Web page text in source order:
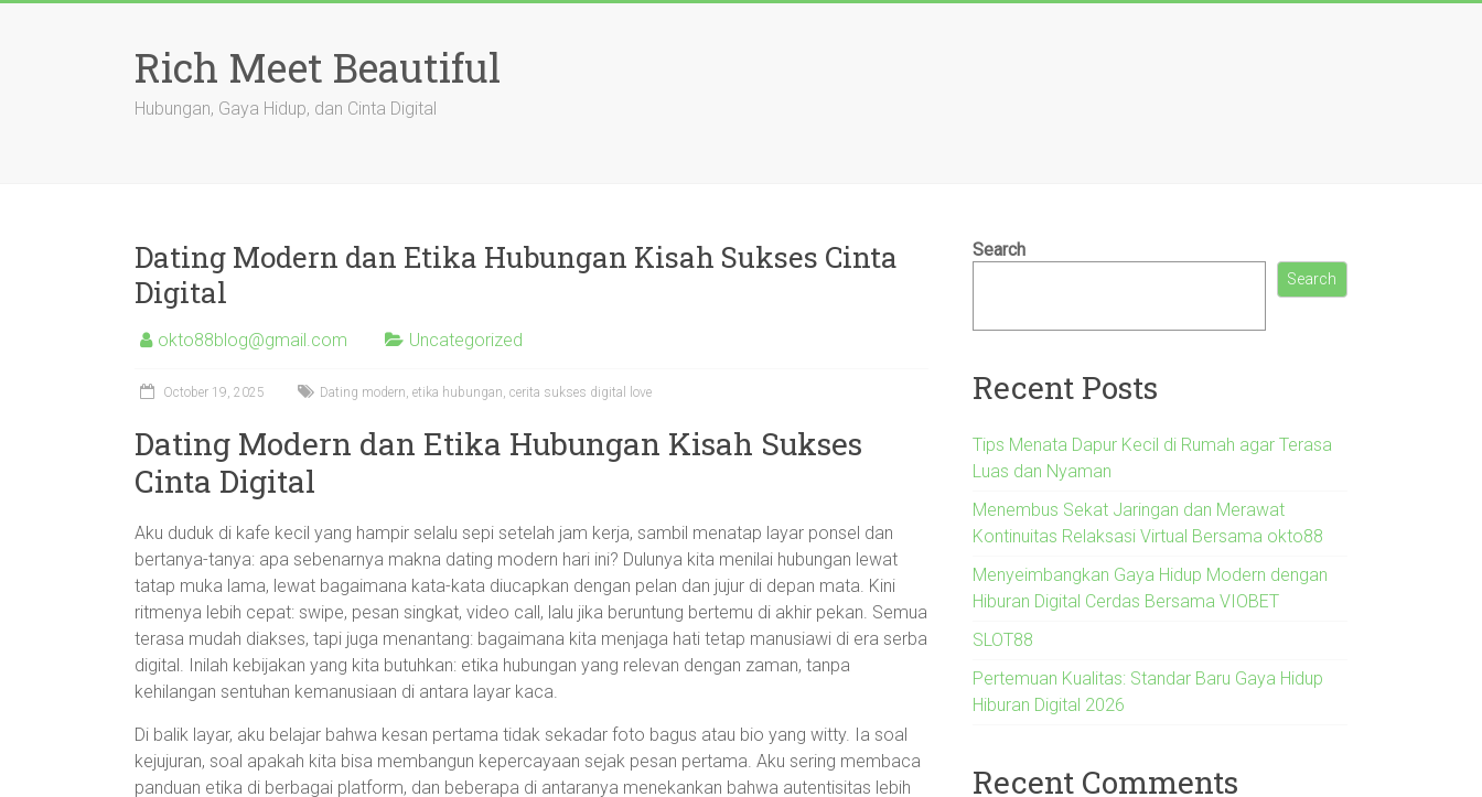
Rich Meet Beautiful
Hubungan, Gaya Hidup, dan Cinta Digital
Dating Modern dan Etika Hubungan Kisah Sukses Cinta
Digital
okto88blog@gmail.com Uncategorized
October 19, 2025 Dating modern, etika hubungan, cerita sukses digital love
Dating Modern dan Etika Hubungan Kisah Sukses
Cinta Digital
Aku duduk di kafe kecil yang hampir selalu sepi setelah jam kerja, sambil menatap layar ponsel dan
bertanya-tanya: apa sebenarnya makna dating modern hari ini? Dulunya kita menilai hubungan lewat
tatap muka lama, lewat bagaimana kata-kata diucapkan dengan pelan dan jujur di depan mata. Kini
ritmenya lebih cepat: swipe, pesan singkat, video call, lalu jika beruntung bertemu di akhir pekan. Semua
terasa mudah diakses, tapi juga menantang: bagaimana kita menjaga hati tetap manusiawi di era serba
digital. Inilah kebijakan yang kita butuhkan: etika hubungan yang relevan dengan zaman, tanpa
kehilangan sentuhan kemanusiaan di antara layar kaca.
Di balik layar, aku belajar bahwa kesan pertama tidak sekadar foto bagus atau bio yang witty. Ia soal
kejujuran, soal apakah kita bisa membangun kepercayaan sejak pesan pertama. Aku sering membaca
panduan etika di berbagai platform, dan beberapa di antaranya menekankan bahwa autentisitas lebih
Search
Search
Recent Posts
Tips Menata Dapur Kecil di Rumah agar Terasa
Luas dan Nyaman
Menembus Sekat Jaringan dan Merawat
Kontinuitas Relaksasi Virtual Bersama okto88
Menyeimbangkan Gaya Hidup Modern dengan
Hiburan Digital Cerdas Bersama VIOBET
SLOT88
Pertemuan Kualitas: Standar Baru Gaya Hidup
Hiburan Digital 2026
Recent Comments